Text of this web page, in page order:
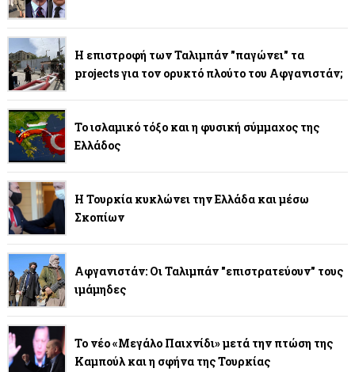
Η επιστροφή των Ταλιμπάν "παγώνει" τα
projects για τον ορυκτό πλούτο του Αφγανιστάν;
Το ισλαμικό τόξο και η φυσική σύμμαχος της
Ελλάδος
Η Τουρκία κυκλώνει την Ελλάδα και μέσω
Σκοπίων
Αφγανιστάν: Οι Ταλιμπάν "επιστρατεύουν" τους
ιμάμηδες
Το νέο «Μεγάλο Παιχνίδι» μετά την πτώση της
Καμπούλ και η σφήνα της Τουρκίας